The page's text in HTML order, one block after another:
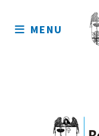
sitio
MENU